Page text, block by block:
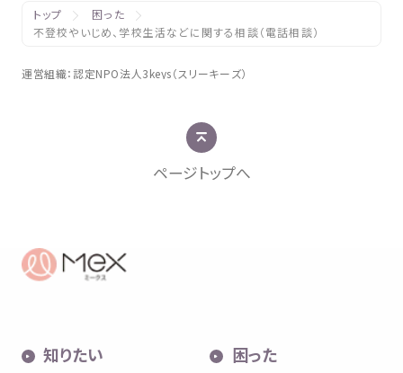
トップ
困った
不登校やいじめ、学校生活などに関する相談（電話相談）
運営組織：認定NPO法人 3keys（スリーキーズ）
ページトップへ
知りたい 困った